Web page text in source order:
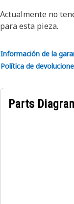
Actualmente no
para esta pieza.
Información de la
Política de
Parts